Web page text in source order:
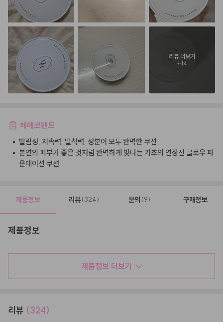
리뷰 더보기
+14
헤메코멘트
• 발림성, 지속력, 밀착력, 성분이 모두 완벽한 쿠션
• 본연의 피부가 좋은 것처럼 완벽하게 빛나는 기초의 연장선 글로우 파
운데이션 쿠션
제품정보 리뷰 (324) 문의 (9) 구매정보
제품정보
제품정보 더보기
리뷰 (324)